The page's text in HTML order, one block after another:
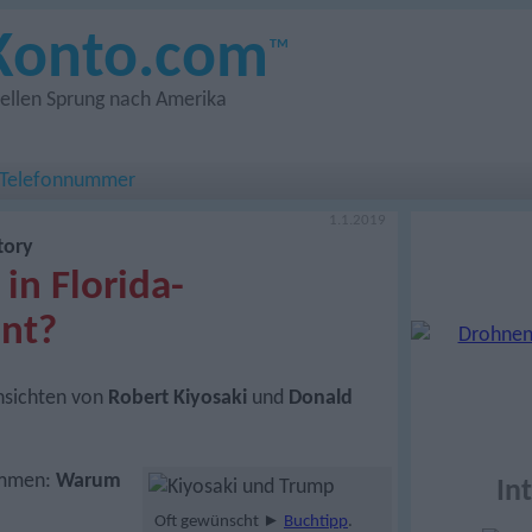
™
Sprung nach Amerika
Florida-
von Robert Kiyosaki und Donald
Oft gewünscht ► Buchtipp.
Warum